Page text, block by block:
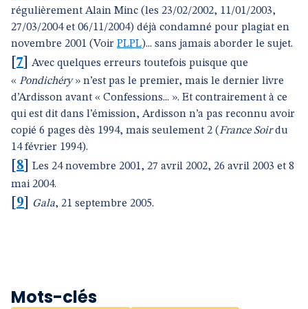
régulièrement Alain Minc (les 23/02/2002, 11/01/2003,
27/03/2004 et 06/11/2004) déjà condamné pour plagiat en
novembre 2001 (Voir PLPL)... sans jamais aborder le sujet.
7
Avec quelques erreurs toutefois puisque que
« Pondichéry» n’est pas le premier, mais le dernier livre
d’Ardisson avant « Confessions... ». Et contrairement à ce
qui est dit dans l’émission, Ardisson n’a pas reconnu avoir
copié 6 pages dès 1994, mais seulement 2 (France Soirdu
14 février 1994).
8
Les 24 novembre 2001, 27 avril 2002, 26 avril 2003 et 8
mai 2004.
9 Gala, 21 septembre 2005.
Mots-clés